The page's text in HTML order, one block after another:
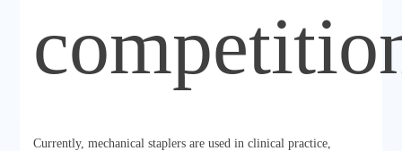
Currently, mechanical staplers are used in clinical practice,